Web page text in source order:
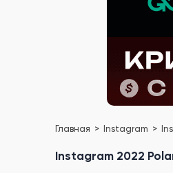
Главная Instagram
Instagram 2022